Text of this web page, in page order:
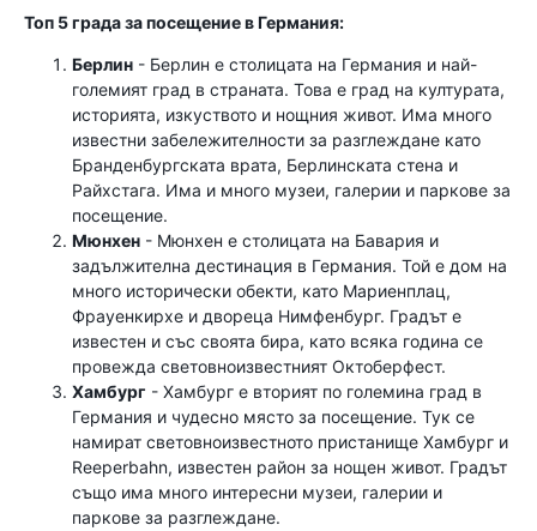
Топ 5 града за посещение в Германия:
Берлин - Берлин е столицата на Германия и най-
големият град в страната. Това е град на културата,
историята, изкуството и нощния живот. Има много
известни забележителности за разглеждане като
Бранденбургската врата, Берлинската стена и
Райхстага. Има и много музеи, галерии и паркове за
посещение.
Мюнхен - Мюнхен е столицата на Бавария и
задължителна дестинация в Германия. Той е дом на
много исторически обекти, като Мариенплац,
Фрауенкирхе и двореца Нимфенбург. Градът е
известен и със своята бира, като всяка година се
провежда световноизвестният Октоберфест.
Хамбург - Хамбург е вторият по големина град в
Германия и чудесно място за посещение. Тук се
намират световноизвестното пристанище Хамбург и
Reeperbahn, известен район за нощен живот. Градът
също има много интересни музеи, галерии и
паркове за разглеждане.